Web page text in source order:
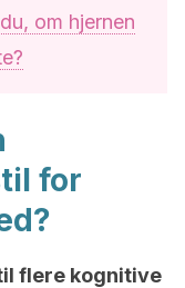
om hjernen
for
flere kognitive